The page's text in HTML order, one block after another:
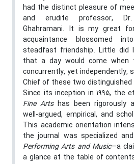
had the distinct pleasure of
and erudite professor, Dr.
Ghahramani. It is my great
acquaintance blossomed
steadfast friendship. Little
that a day would come
concurrently, yet independently,
Chief of these two distinguished
Since its inception in 1995, the
Fine Artshas been rigorously
well-argued, empirical, and
This academic orientation
the journal was specialized
Performing Arts and Music—a
a glance at the table of